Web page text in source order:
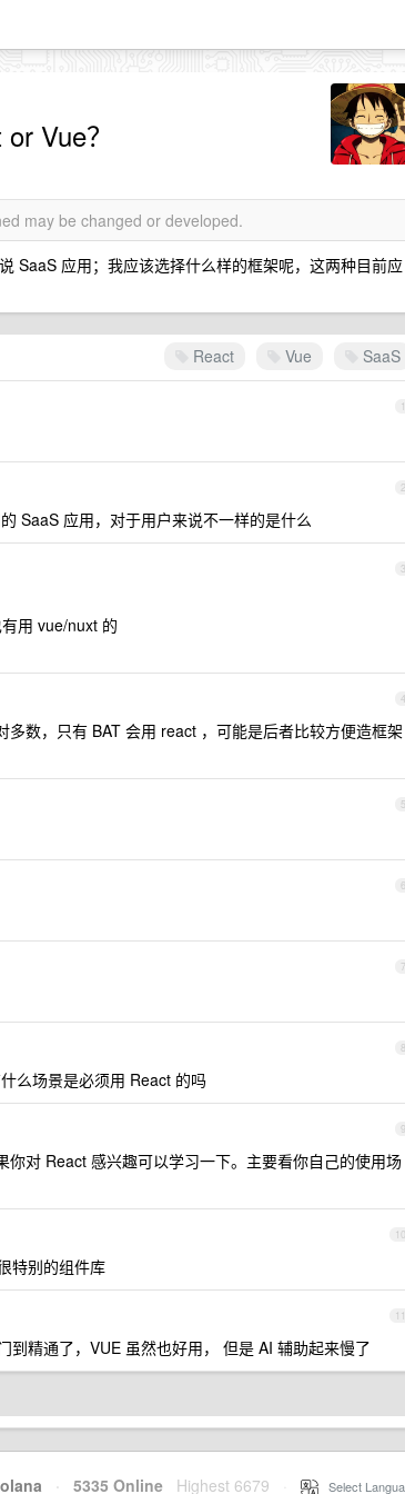
Vue？
may be changed or developed.
SaaS 应用；我应该选择什么样的框架呢，这两种目前应
React Vue SaaS
1
2
SaaS 应用，对于用户来说不一样的是什么
3
用 vue/nuxt 的
4
数，只有 BAT 会用 react ，可能是后者比较方便造框架
5
6
7
8
么场景是必须用 React 的吗
9
你对 React 感兴趣可以学习一下。主要看你自己的使用场
10
特别的组件库
11
精通了，VUE 虽然也好用， 但是 AI 辅助起来慢了
· 5335 Online Highest 6679 Select